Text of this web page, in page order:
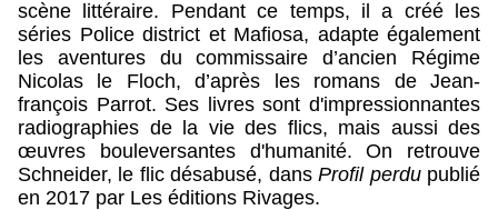
scène littéraire. Pendant ce temps, il a créé les
séries Police district et Mafiosa, adapte également
les aventures du commissaire d’ancien Régime
Nicolas le Floch, d’après les romans de Jean-
françois Parrot. Ses livres sont d'impressionnantes
radiographies de la vie des flics, mais aussi des
œuvres bouleversantes d'humanité. On retrouve
Schneider, le flic désabusé, dans Profil perdu publié
en 2017 par Les éditions Rivages.